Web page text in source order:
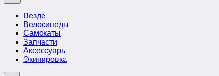
Везде
Велосипеды
Самокаты
Запчасти
Аксессуары
Экипировка